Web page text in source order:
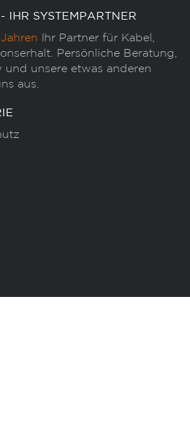
IHR SYSTEMPARTNER
Ihr Partner für Kabel,
Persönliche Beratung,
unsere etwas anderen
aus.